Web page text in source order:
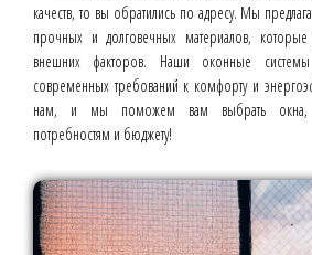
качеств, то вы обратились по адресу. Мы
прочных и долговечных материалов, которые
внешних факторов. Наши оконные
современных требований к комфорту и
нам, и мы поможем вам выбрать окна,
потребностям и бюджету!